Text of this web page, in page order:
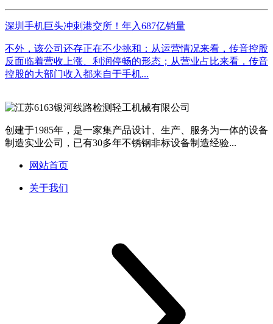
深圳手机巨头冲刺港交所！年入687亿销量
不外，该公司还存正在不少挑和：从运营情况来看，传音控股
反面临着营收上涨、利润停畅的形态；从营业占比来看，传音
控股的大部门收入都来自于手机...
创建于1985年，是一家集产品设计、生产、服务为一体的设备
制造实业公司，已有30多年不锈钢非标设备制造经验...
网站首页
关于我们